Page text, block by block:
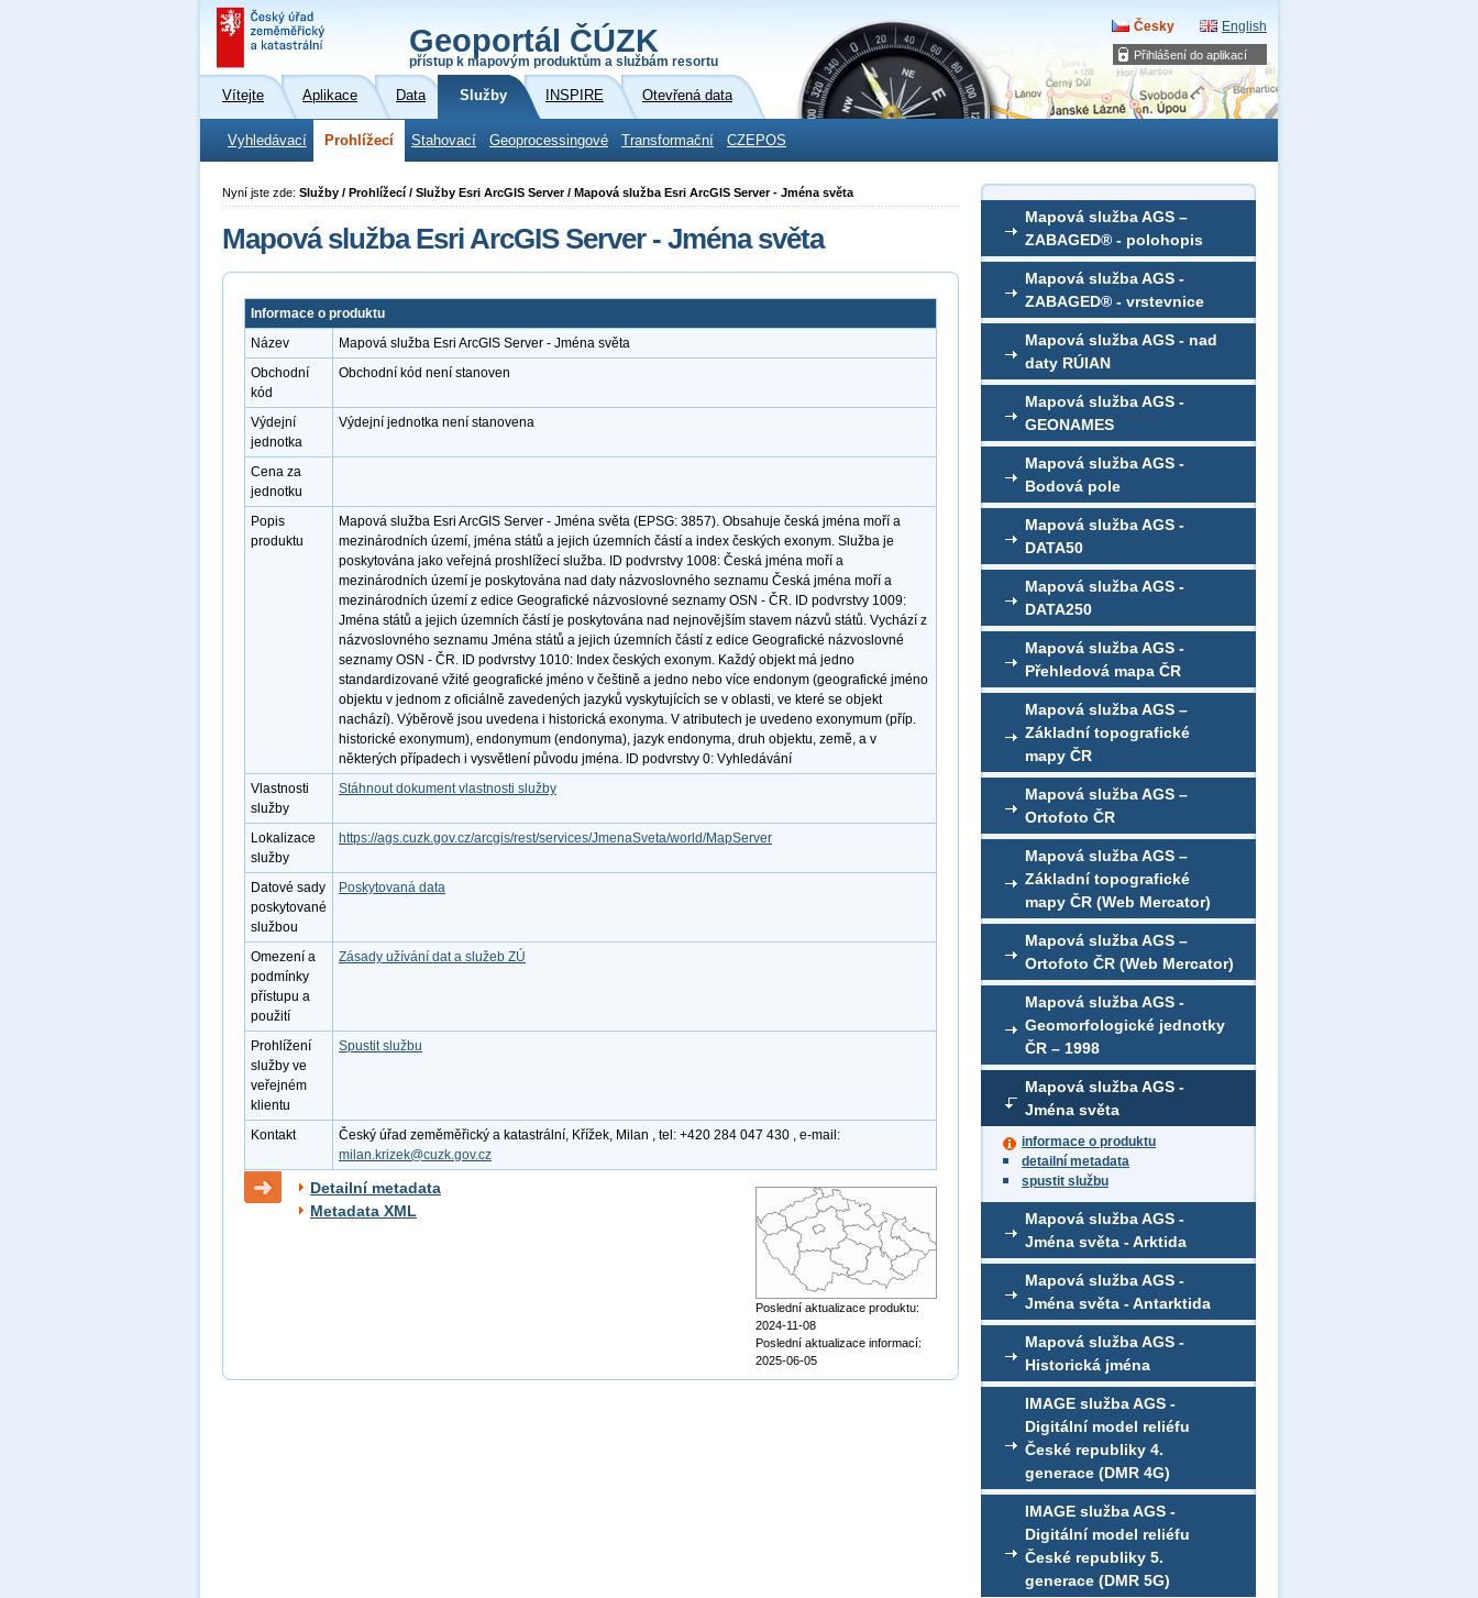
Přihlášení do aplikací
Geoportál ČÚZK
přístup k mapovým produktům a službám resortu
Česky English
Vítejte Aplikace Data Služby INSPIRE Otevřená data
Vyhledávací Prohlížecí Stahovací Geoprocessingové Transformační CZEPOS
Mapová služba AGS –
ZABAGED® - polohopis
Mapová služba AGS -
ZABAGED® - vrstevnice
Mapová služba AGS - nad
daty RÚIAN
Mapová služba AGS -
GEONAMES
Mapová služba AGS -
Bodová pole
Mapová služba AGS -
DATA50
Mapová služba AGS -
DATA250
Mapová služba AGS -
Přehledová mapa ČR
Mapová služba AGS –
Základní topografické
mapy ČR
Mapová služba AGS –
Ortofoto ČR
Mapová služba AGS –
Základní topografické
mapy ČR (Web Mercator)
Mapová služba AGS –
Ortofoto ČR (Web Mercator)
Mapová služba AGS -
Geomorfologické jednotky
ČR – 1998
Mapová služba AGS -
Jména světa
informace o produktu
detailní metadata
spustit službu
Mapová služba AGS -
Jména světa - Arktida
Mapová služba AGS -
Jména světa - Antarktida
Mapová služba AGS -
Historická jména
IMAGE služba AGS -
Digitální model reliéfu
České republiky 4.
generace (DMR 4G)
IMAGE služba AGS -
Digitální model reliéfu
České republiky 5.
generace (DMR 5G)
Nyní jste zde: Služby / Prohlížecí / Služby Esri ArcGIS Server / Mapová služba Esri ArcGIS Server - Jména světa
Mapová služba Esri ArcGIS Server - Jména světa
Informace o produktu
Název
Mapová služba Esri ArcGIS Server - Jména světa
Obchodní
kód
Obchodní kód není stanoven
Výdejní
jednotka
Výdejní jednotka není stanovena
Cena za
jednotku
Popis
produktu
Mapová služba Esri ArcGIS Server - Jména světa (EPSG: 3857). Obsahuje česká jména moří a
mezinárodních území, jména států a jejich územních částí a index českých exonym. Služba je
poskytována jako veřejná proshlížecí služba. ID podvrstvy 1008: Česká jména moří a
mezinárodních území je poskytována nad daty názvoslovného seznamu Česká jména moří a
mezinárodních území z edice Geografické názvoslovné seznamy OSN - ČR. ID podvrstvy 1009:
Jména států a jejich územních částí je poskytována nad nejnovějším stavem názvů států. Vychází z
názvoslovného seznamu Jména států a jejich územních částí z edice Geografické názvoslovné
seznamy OSN - ČR. ID podvrstvy 1010: Index českých exonym. Každý objekt má jedno
standardizované vžité geografické jméno v češtině a jedno nebo více endonym (geografické jméno
objektu v jednom z oficiálně zavedených jazyků vyskytujících se v oblasti, ve které se objekt
nachází). Výběrově jsou uvedena i historická exonyma. V atributech je uvedeno exonymum (příp.
historické exonymum), endonymum (endonyma), jazyk endonyma, druh objektu, země, a v
některých případech i vysvětlení původu jména. ID podvrstvy 0: Vyhledávání
Vlastnosti
služby
Stáhnout dokument vlastnosti služby
Lokalizace
služby
https://ags.cuzk.gov.cz/arcgis/rest/services/JmenaSveta/world/MapServer
Datové sady
poskytované
službou
Poskytovaná data
Omezení a
podmínky
přístupu a
použití
Zásady užívání dat a služeb ZÚ
Prohlížení
služby ve
veřejném
klientu
Spustit službu
Kontakt
Český úřad zeměměřický a katastrální, Křížek, Milan , tel: +420 284 047 430 , e-mail:
milan.krizek@cuzk.gov.cz
Detailní metadata
Metadata XML
Poslední aktualizace produktu:
2024-11-08
Poslední aktualizace informací:
2025-06-05